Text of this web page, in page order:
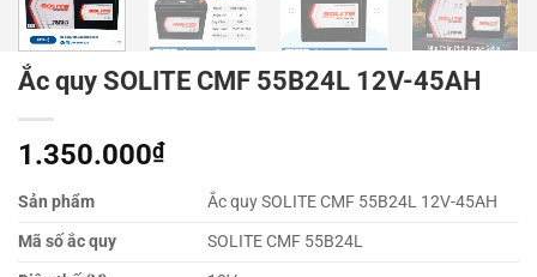
Ắc quy SOLITE CMF 55B24L 12V-45AH
1.350.000₫
Sản phẩm
Ắc quy SOLITE CMF 55B24L 12V-45AH
Mã số ắc quy
SOLITE CMF 55B24L